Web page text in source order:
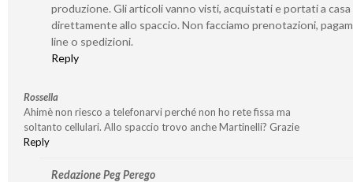
produzione. Gli articoli vanno visti, acquistati e portati a casa
direttamente allo spaccio. Non facciamo prenotazioni,
line o spedizioni.
Reply
Rossella
Ahimè non riesco a telefonarvi perché non ho rete fissa ma
soltanto cellulari. Allo spaccio trovo anche Martinelli? Grazie
Reply
Redazione Peg Perego